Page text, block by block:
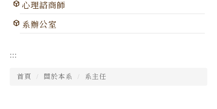
心理諮商師
系辦公室
:::
首頁 關於本系 系主任